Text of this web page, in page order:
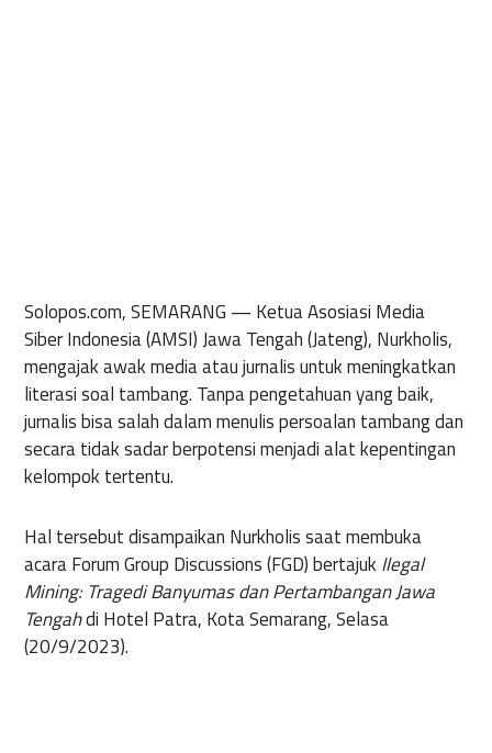
Solopos.com, SEMARANG — Ketua Asosiasi Media
Siber Indonesia (AMSI) Jawa Tengah (Jateng), Nurkholis,
mengajak awak media atau jurnalis untuk meningkatkan
literasi soal tambang. Tanpa pengetahuan yang baik,
jurnalis bisa salah dalam menulis persoalan tambang dan
secara tidak sadar berpotensi menjadi alat kepentingan
kelompok tertentu.
Hal tersebut disampaikan Nurkholis saat membuka
acara Forum Group Discussions (FGD) bertajukIlegal
Mining: Tragedi Banyumas dan Pertambangan Jawa
Tengahdi Hotel Patra, Kota Semarang, Selasa
(20/9/2023).